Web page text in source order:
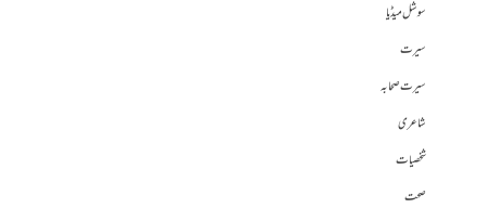
سوشل میڈیا
سیرت
سیرت صحابہ
شاعری
شخصیات
صحت